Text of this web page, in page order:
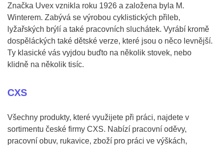
Značka Uvex vznikla roku 1926 a založena byla M.
Winterem. Zabývá se výrobou cyklistických přileb,
lyžařských brýlí a také pracovních sluchátek. Vyrábí kromě
dospěláckých také dětské verze, které jsou o něco levnější.
Ty klasické vás vyjdou buďto na několik stovek, nebo
klidně na několik tisíc.
CXS
Všechny produkty, které využijete při práci, najdete v
sortimentu české firmy CXS. Nabízí pracovní oděvy,
pracovní obuv, rukavice, zboží pro práci ve výškách,